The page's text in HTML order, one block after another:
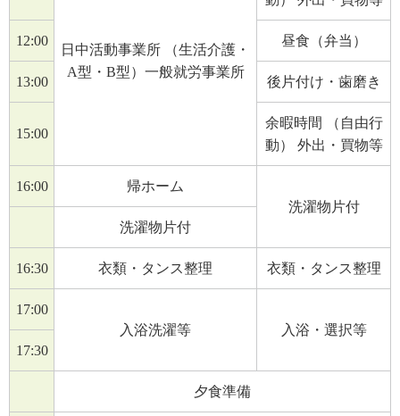
日中活動事業所 （生活介護・
A型・B型）一般就労事業所
12:00 昼食（弁当）
13:00 後片付け・歯磨き
15:00
余暇時間 （自由行
動） 外出・買物等
16:00
帰ホーム
洗濯物片付
洗濯物片付
16:30 衣類・タンス整理 衣類・タンス整理
17:00
入浴洗濯等
入浴・選択等
17:30
夕食準備